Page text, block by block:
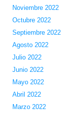
Noviembre 2022
Octubre 2022
Septiembre 2022
Agosto 2022
Julio 2022
Junio 2022
Mayo 2022
Abril 2022
Marzo 2022